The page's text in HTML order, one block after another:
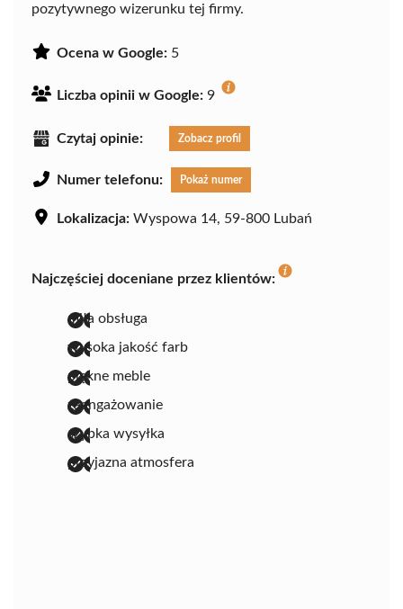
pozytywnego wizerunku tej firmy.
Ocena w Google: 5
Liczba opinii w Google: 9
Czytaj opinie: Zobacz profil
Numer telefonu: Pokaż numer
Lokalizacja: Wyspowa 14, 59-800 Lubań
Najczęściej doceniane przez klientów:
miła obsługa
wysoka jakość farb
piękne meble
zaangażowanie
szybka wysyłka
przyjazna atmosfera